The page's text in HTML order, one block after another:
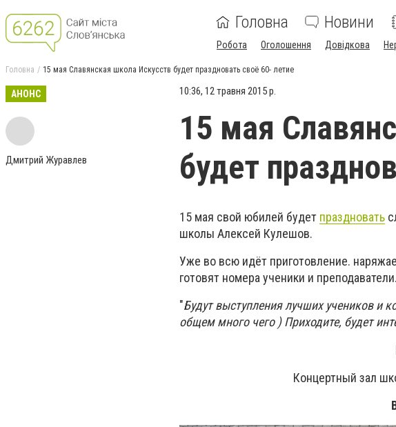
Головна Новини
Робота Оголошення Довідкова
Головна 15 мая Славянская школа Искусств будет праздновать своё 60- летие
АНОНС
Дмитрий Журавлев
10:36, 12 травня 2015 р.
15 мая
будет
15 мая свой юбилей будет праздновать
школы Алексей Кулешов.
Уже во всю идёт приготовление.
готовят номера ученики и преподаватели.
"Будут выступления лучших учеников и
общем много чего ) Приходите, будет
Концертный зал